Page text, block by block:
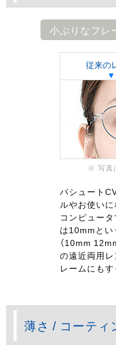
小ぶりなフレ
従来の
※ 写真
パシュート
ルやお使いに
コンピュー
は10mmとい
（10mm
の遠近両用
レームにも
薄さ / コーティ